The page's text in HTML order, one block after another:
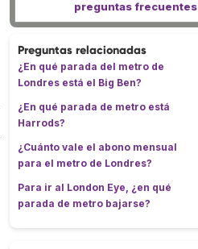
preguntas frecuentes
Preguntas relacionadas
¿En qué parada del metro de
Londres está el Big Ben?
¿En qué parada de metro está
Harrods?
¿Cuánto vale el abono mensual
para el metro de Londres?
Para ir al London Eye, ¿en qué
parada de metro bajarse?